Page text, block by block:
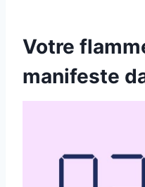
Votre
manifeste